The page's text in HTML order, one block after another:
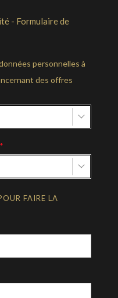
- Formulaire de
personnelles à
des offres
*
FAIRE LA